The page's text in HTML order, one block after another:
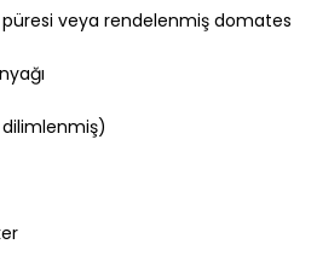
veya rendelenmiş domates